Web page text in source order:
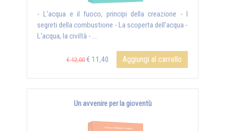
- L'acqua e il fuoco, principi della creazione - I
segreti della combustione - La scoperta dell'acqua -
L'acqua, la civiltà - ...
€ 12,00 € 11,40 Aggiungi al carrello
Un avvenire per la gioventù